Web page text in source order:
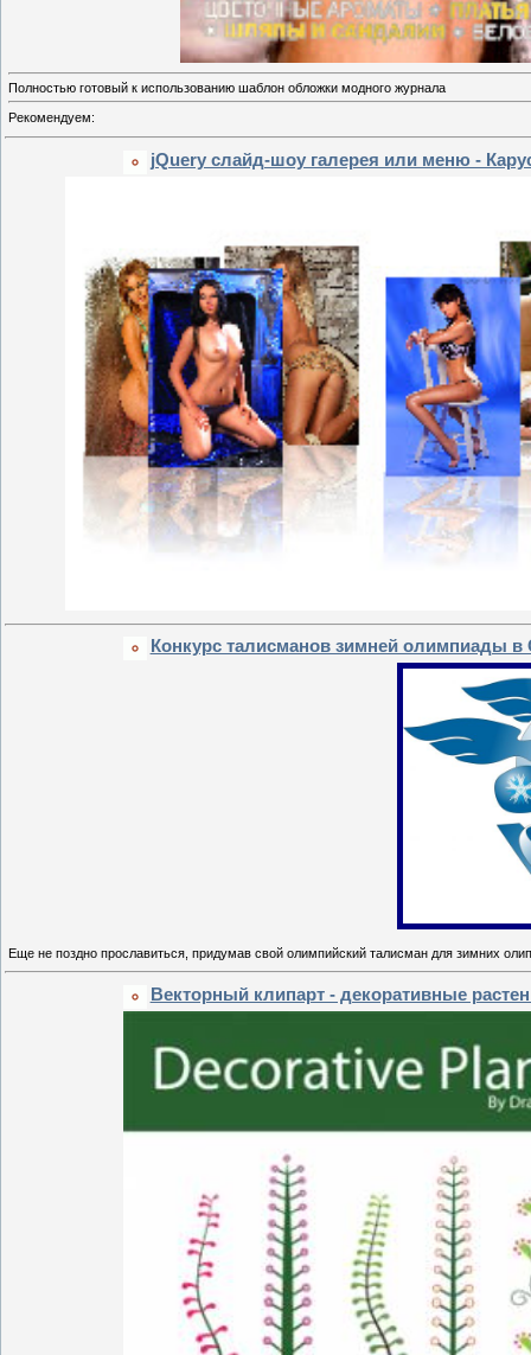
Полностью готовый к использованию шаблон обложки модного журнала
Рекомендуем:
jQuery слайд-шоу галерея или меню -
Конкурс талисманов зимней олимпиады в
Еще не поздно прославиться, придумав свой олимпийский талисман для зимних
Векторный клипарт - декоративные